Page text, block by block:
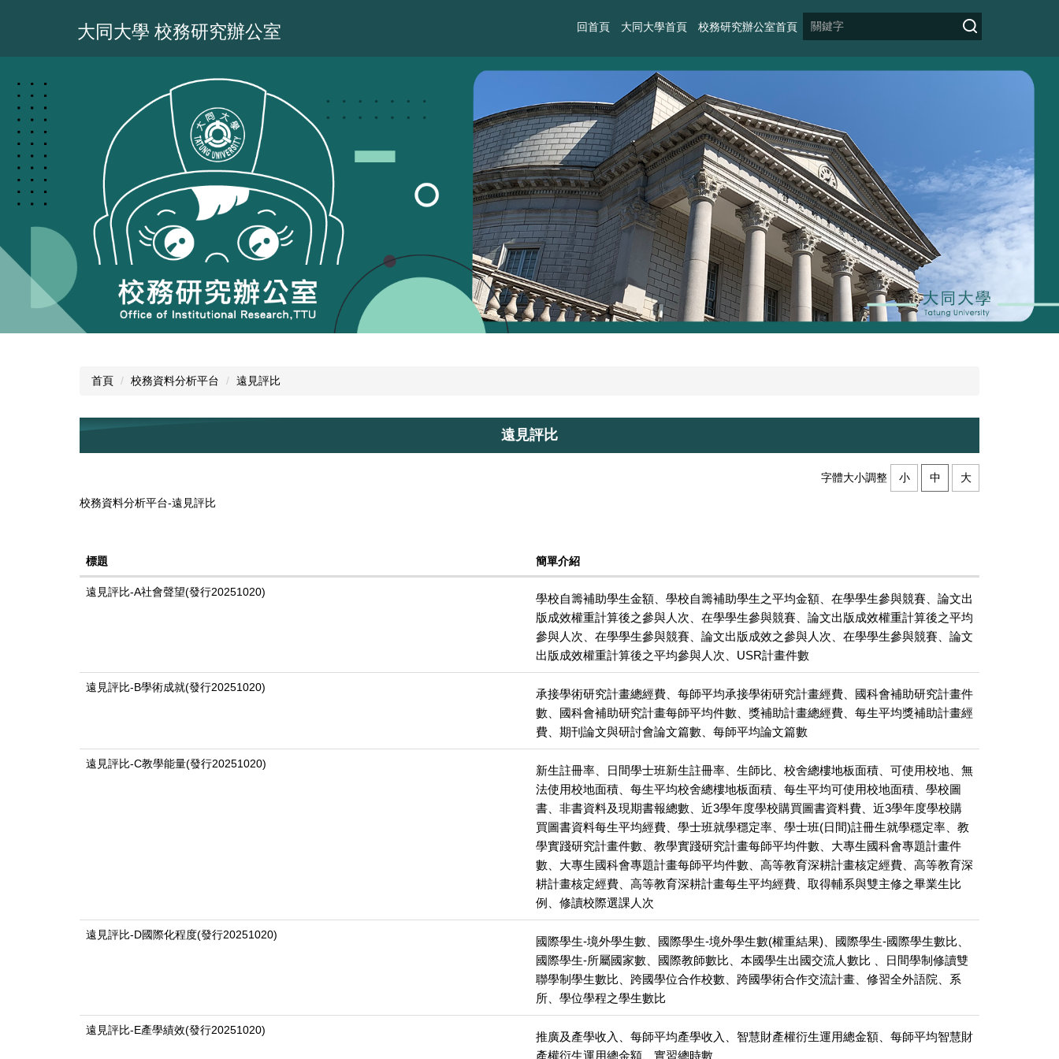
容
區
大同大學 校務研究辦公室 回首頁 大同大學首頁 校務研究辦公室首頁
首頁 校務資料分析平台 遠見評比
遠見評比
字體大小調整 小 中
大
校務資料分析平台-遠見評比
標題 簡單介紹
遠見評比-A社會聲望(發行20251020)
學校自籌補助學生金額、學校自籌補助學生之平均金額、在學學生參與競賽、論文出
版成效權重計算後之參與人次、在學學生參與競賽、論文出版成效權重計算後之平均
參與人次、在學學生參與競賽、論文出版成效之參與人次、在學學生參與競賽、論文
出版成效權重計算後之平均參與人次、USR計畫件數
遠見評比-B學術成就(發行20251020)
承接學術研究計畫總經費、每師平均承接學術研究計畫經費、國科會補助研究計畫件
數、國科會補助研究計畫每師平均件數、獎補助計畫總經費、每生平均獎補助計畫經
費、期刊論文與研討會論文篇數、每師平均論文篇數
遠見評比-C教學能量(發行20251020)
新生註冊率、日間學士班新生註冊率、生師比、校舍總樓地板面積、可使用校地、無
法使用校地面積、每生平均校舍總樓地板面積、每生平均可使用校地面積、學校圖
書、非書資料及現期書報總數、近3學年度學校購買圖書資料費、近3學年度學校購
買圖書資料每生平均經費、學士班就學穩定率、學士班(日間)註冊生就學穩定率、教
學實踐研究計畫件數、教學實踐研究計畫每師平均件數、大專生國科會專題計畫件
數、大專生國科會專題計畫每師平均件數、高等教育深耕計畫核定經費、高等教育深
耕計畫核定經費、高等教育深耕計畫每生平均經費、取得輔系與雙主修之畢業生比
例、修讀校際選課人次
遠見評比-D國際化程度(發行20251020)
國際學生-境外學生數、國際學生-境外學生數(權重結果)、國際學生-國際學生數比、
國際學生-所屬國家數、國際教師數比、本國學生出國交流人數比 、日間學制修讀雙
聯學制學生數比、跨國學位合作校數、跨國學術合作交流計畫、修習全外語院、系
所、學位學程之學生數比
遠見評比-E產學績效(發行20251020)
推廣及產學收入、每師平均產學收入、智慧財產權衍生運用總金額、每師平均智慧財
產權衍生運用總金額、實習總時數